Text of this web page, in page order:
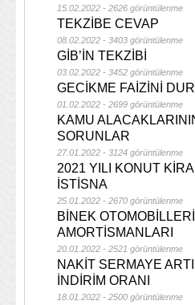
15.02.2022 - 2626 görüntülenme
TEKZİBE CEVAP
08.02.2022 - 3403 görüntülenme
GİB’İN TEKZİBİ
03.02.2022 - 3452 görüntülenme
GECİKME FAİZİNİ
01.02.2022 - 2699 görüntülenme
KAMU
SORUNLAR
27.01.2022 - 3124 görüntülenme
2021 YILI KONUT
İSTİSNA
25.01.2022 - 2670 görüntülenme
BİNEK
AMORTİSMANLARI
20.01.2022 - 2521 görüntülenme
NAKİT SERMAYE
İNDİRİM ORANI
18.01.2022 - 2500 görüntülenme